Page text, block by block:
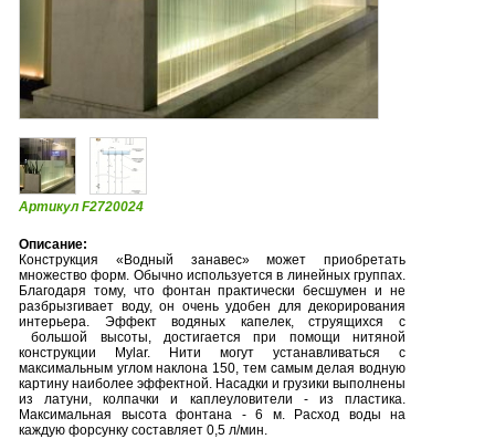
Артикул F2720024
Описание:
Конструкция «Водный занавес» может приобретать
множество форм. Обычно используется в линейных группах.
Благодаря тому, что фонтан практически бесшумен и не
разбрызгивает воду, он очень удобен для декорирования
интерьера. Эффект водяных капелек, струящихся с
большой высоты, достигается при помощи нитяной
конструкции Mylar. Нити могут устанавливаться с
максимальным углом наклона 150, тем самым делая водную
картину наиболее эффектной. Насадки и грузики выполнены
из латуни, колпачки и каплеуловители - из пластика.
Максимальная высота фонтана - 6 м. Расход воды на
каждую форсунку составляет 0,5 л/мин.